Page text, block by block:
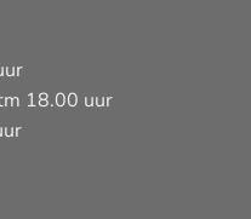
18.00 uur